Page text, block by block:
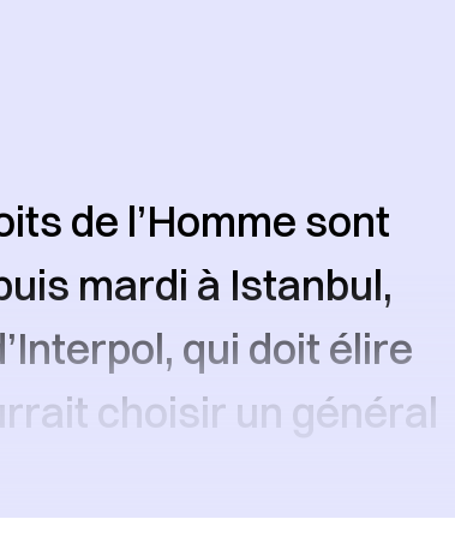
de l’Homme sont
mardi à Istanbul,
qui doit élire
choisir un général